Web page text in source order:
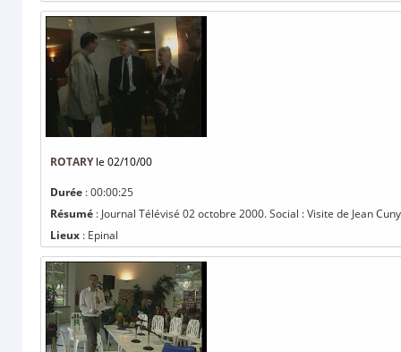
ROTARYle 02/10/00
Durée : 00:00:25
Résumé : Journal Télévisé 02 octobre 2000. Social : Visite de Jean
Lieux : Epinal